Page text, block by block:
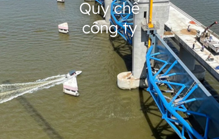
Quy chế công ty
Quy chế
công ty